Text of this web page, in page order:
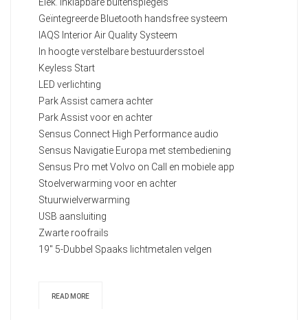
Geïntegreerde Bluetooth handsfree systeem
IAQS Interior Air Quality Systeem
In hoogte verstelbare bestuurdersstoel
Keyless Start
LED verlichting
Park Assist camera achter
Park Assist voor en achter
Sensus Connect High Performance audio
Sensus Navigatie Europa met stembediening
Sensus Pro met Volvo on Call en mobiele app
Stoelverwarming voor en achter
Stuurwielverwarming
USB aansluiting
Zwarte roofrails
19" 5-Dubbel Spaaks lichtmetalen velgen
READ MORE